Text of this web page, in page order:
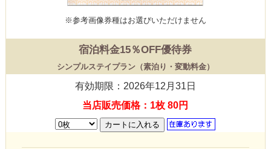
※参考画像券種はお選びいただけません
宿泊料金15％OFF優待券
シンプルステイプラン（素泊り・変動料金）
有効期限：2026年12月31日
当店販売価格：1枚 80円